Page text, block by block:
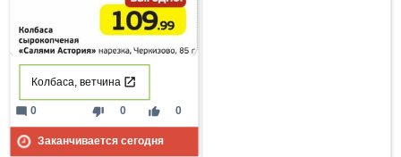
Колбаса, ветчина
thumb_down 0 thumb_up 0
mode_comment 0
Заканчивается сегодня